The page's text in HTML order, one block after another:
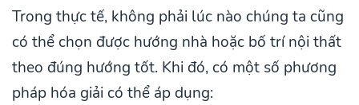
Trong thực tế, không phải lúc nào chúng ta cũng
có thể chọn được hướng nhà hoặc bố trí nội thất
theo đúng hướng tốt. Khi đó, có một số phương
pháp hóa giải có thể áp dụng: